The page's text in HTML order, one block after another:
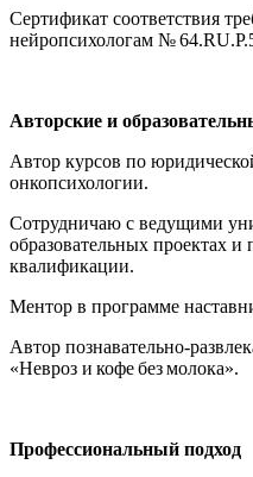
Сертификат соответствия
нейропсихологам №
Авторские и
Автор курсов по
онкопсихологии.
Сотрудничаю с ведущими
образовательных проектах
квалификации.
Ментор в программе
Автор познавательно-
«Невроз и кофе без молока».
Профессиональный подход